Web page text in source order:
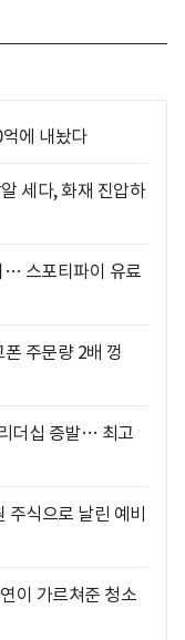
에 내놨다
세다, 화재 진압하
… 스포티파이 유료
주문량 2배 껑
더십 증발… 최고
식으로 날린 예비
이 가르쳐준 청소